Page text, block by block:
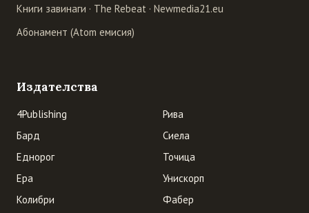
Книги завинаги · The Rebeat · Newmedia21.eu
Абонамент (Atom емисия)
Издателства
4Publishing
Бард
Еднорог
Ера
Колибри
Рива
Сиела
Точица
Унискорп
Фабер